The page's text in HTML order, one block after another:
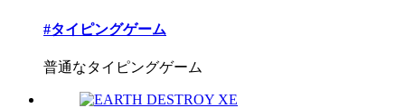
#タイピングゲーム
普通なタイピングゲーム